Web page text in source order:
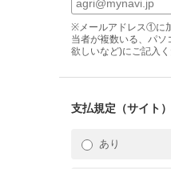
※メールアドレス①に
当者が複数いる、パ
欲しいなど)にご記入く
支払規定（サイト
あり